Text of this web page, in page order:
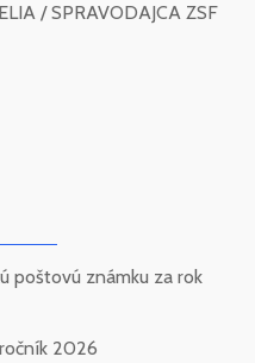
/ SPRAVODAJCA ZSF
poštovú známku za rok
2026